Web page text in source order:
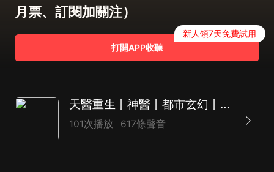
月票、訂閱加關注）
打開APP收聽
新人領7天免費試用
天醫重生丨神醫丨都市玄幻丨爽文丨重生丨AI多播
101次播放 617條聲音